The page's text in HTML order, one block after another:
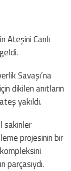
Ateşini Canlı
Savaşı’na
dikilen anıtların
yakıldı.
sakinler
projesinin bir